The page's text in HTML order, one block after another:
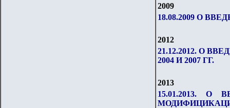
2009
18.08.2009 О
2012
21.12.2012. О
2004 И 2007 ГГ.
2013
15.01.2013.